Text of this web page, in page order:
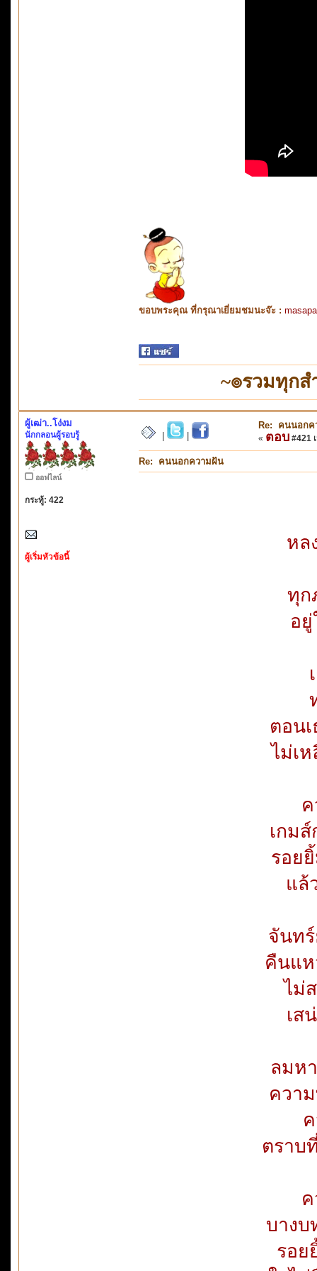
ขอบพระคุณ ที่กรุณาเยี่ยมชมนะจ๊ะ :
~๏รวมทุก
ผู้เฒ่า..โง่งม
นักกลอนผู้รอบรู้
ออฟไลน์
กระทู้: 422
ผู้เริ่มหัวข้อนี้
Re: คนนอกค
« ตอบ #421
Re: คนนอกความฝัน
หล
ทุก
อยู่
ตอน
ไม่เ
เกม
รอย
แล้
จันท
คืนแห
ไม่
เส
ลมห
ควา
ตราบ
บางบ
รอย